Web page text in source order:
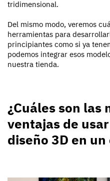
tridimensional.
Del mismo modo, veremos
herramientas para
principiantes como si ya
podemos integrar esos
nuestra tienda.
¿Cuáles son las
ventajas de
diseño 3D en